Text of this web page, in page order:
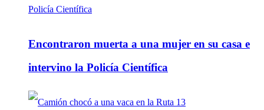
Encontraron muerta a una mujer en su casa e
intervino la Policía Científica